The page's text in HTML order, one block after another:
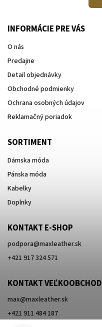
INFORMÁCIE PRE VÁS
O nás
Predajne
Detail objednávky
Obchodné podmienky
Ochrana osobných údajov
Reklamačný poriadok
SORTIMENT
Dámska móda
Pánska móda
Kabelky
Doplnky
KONTAKT E-SHOP
podpora@maxleather.sk
+421 917 324 571
KONTAKT VEĽKOOBCHOD
max@maxleather.sk
+421 911 484 187